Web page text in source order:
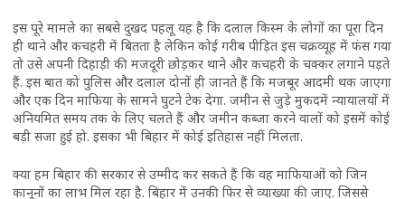
इस पूरे मामले का सबसे दुखद पहलू यह है कि दलाल किस्म के लोगों का पूरा दिन
ही थाने और कचहरी में बितता है लेकिन कोई गरीब पीड़ित इस चक्रव्यूह में फंस गया
तो उसे अपनी दिहाड़ी की मजदूरी छोड़कर थाने और कचहरी के चक्कर लगाने पड़ते
हैं. इस बात को पुलिस और दलाल दोनों ही जानते हैं कि मजबूर आदमी थक जाएगा
और एक दिन माफिया के सामने घुटने टेक देगा. जमीन से जुड़े मुकदमें न्यायालयों में
अनियमित समय तक के लिए चलते हैं और जमीन कब्जा करने वालों को इसमें कोई
बड़ी सजा हुई हो. इसका भी बिहार में कोई इतिहास नहीं मिलता.
क्या हम बिहार की सरकार से उम्मीद कर सकते हैं कि वह माफियाओं को जिन
कानूनों का लाभ मिल रहा है. बिहार में उनकी फिर से व्याख्या की जाए. जिससे